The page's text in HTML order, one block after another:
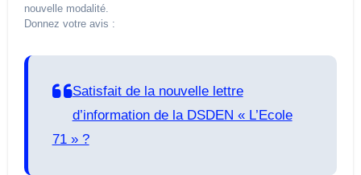
nouvelle modalité.
Donnez votre avis :
Satisfait de la nouvelle lettre
d’information de la DSDEN « L’Ecole
71 » ?